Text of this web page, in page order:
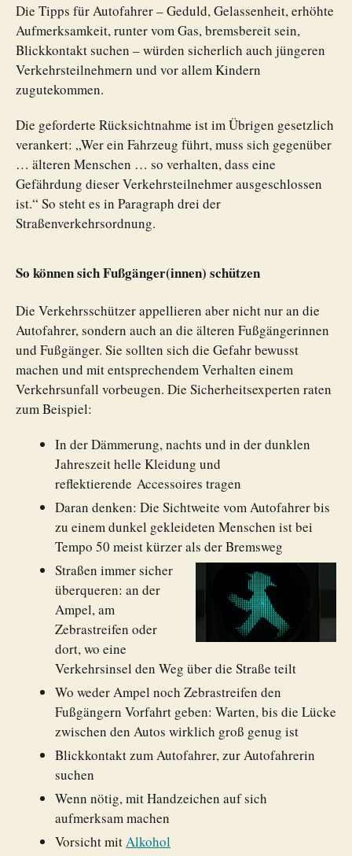
Die Tipps für Autofahrer – Geduld, Gelassenheit, erhöhte
Aufmerksamkeit, runter vom Gas, bremsbereit sein,
Blickkontakt suchen – würden sicherlich auch jüngeren
Verkehrsteilnehmern und vor allem Kindern
zugutekommen.
Die geforderte Rücksichtnahme ist im Übrigen gesetzlich
verankert: „Wer ein Fahrzeug führt, muss sich gegenüber
… älteren Menschen … so verhalten, dass eine
Gefährdung dieser Verkehrsteilnehmer ausgeschlossen
ist.“ So steht es in Paragraph drei der
Straßenverkehrsordnung.
So können sich Fußgänger(innen) schützen
Die Verkehrsschützer appellieren aber nicht nur an die
Autofahrer, sondern auch an die älteren Fußgängerinnen
und Fußgänger. Sie sollten sich die Gefahr bewusst
machen und mit entsprechendem Verhalten einem
Verkehrsunfall vorbeugen. Die Sicherheitsexperten raten
zum Beispiel:
In der Dämmerung, nachts und in der dunklen
Jahreszeit helle Kleidung und
reflektierende Accessoires tragen
Daran denken: Die Sichtweite vom Autofahrer bis
zu einem dunkel gekleideten Menschen ist bei
Tempo 50 meist kürzer als der Bremsweg
Straßen immer sicher
überqueren: an der
Ampel, am
Zebrastreifen oder
dort, wo eine
Verkehrsinsel den Weg über die Straße teilt
Wo weder Ampel noch Zebrastreifen den
Fußgängern Vorfahrt geben: Warten, bis die Lücke
zwischen den Autos wirklich groß genug ist
Blickkontakt zum Autofahrer, zur Autofahrerin
suchen
Wenn nötig, mit Handzeichen auf sich
aufmerksam machen
Vorsicht mitAlkohol